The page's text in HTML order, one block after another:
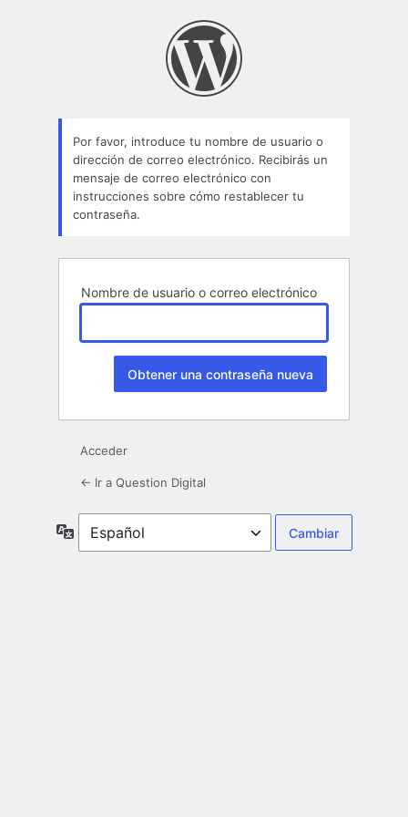
Por favor, introduce tu nombre de usuario o
dirección de correo electrónico. Recibirás un
mensaje de correo electrónico con
instrucciones sobre cómo restablecer tu
contraseña.
Nombre de usuario o correo electrónico
Acceder
← Ir a Question Digital
Idioma